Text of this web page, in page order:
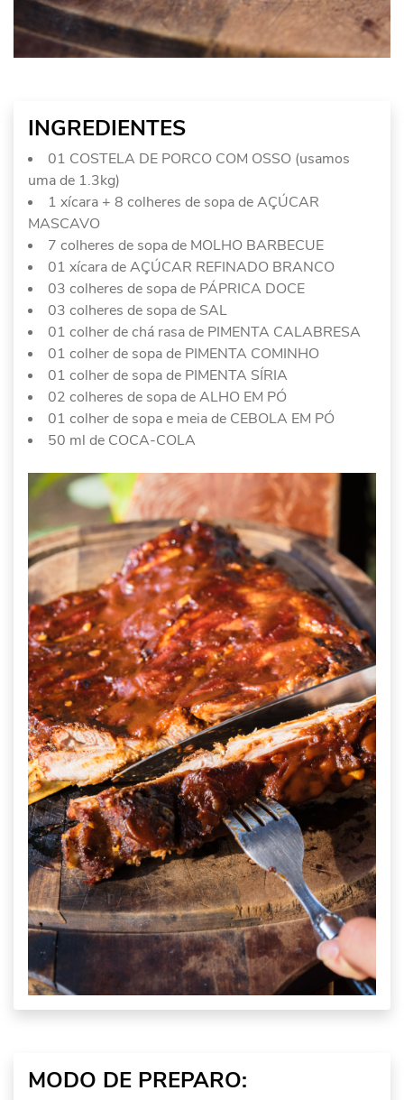
INGREDIENTES
01 COSTELA DE PORCO COM OSSO (usamos
uma de 1.3kg)
1 xícara + 8 colheres de sopa de AÇÚCAR
MASCAVO
7 colheres de sopa de MOLHO BARBECUE
01 xícara de AÇÚCAR REFINADO BRANCO
03 colheres de sopa de PÁPRICA DOCE
03 colheres de sopa de SAL
01 colher de chá rasa de PIMENTA CALABRESA
01 colher de sopa de PIMENTA COMINHO
01 colher de sopa de PIMENTA SÍRIA
02 colheres de sopa de ALHO EM PÓ
01 colher de sopa e meia de CEBOLA EM PÓ
50 ml de COCA-COLA
MODO DE PREPARO: